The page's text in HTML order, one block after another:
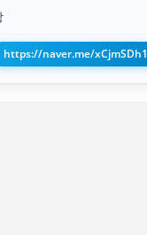
https://naver.me/xCjmSDh1